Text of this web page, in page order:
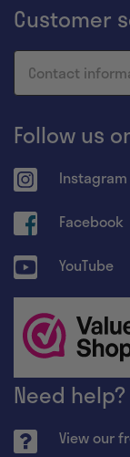
Customer
Contact
Follow us
Instagram
Facebook
YouTube
Need help?
View our